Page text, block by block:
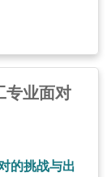
专业面对
的挑战与出